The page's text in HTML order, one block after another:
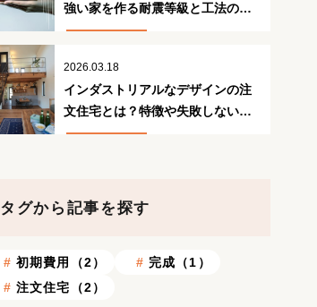
強い家を作る耐震等級と工法の正
解
2026.03.18
インダストリアルなデザインの注
文住宅とは？特徴や失敗しないた
めのポイント
タグから記事を探す
初期費用（2）
完成（1）
注文住宅（2）